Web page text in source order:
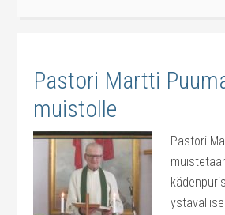
Pastori Martti
muistolle
Pastori